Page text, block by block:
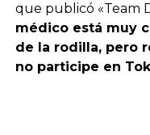
que publicó «Team
médico está muy
de la rodilla, pero
no participe en